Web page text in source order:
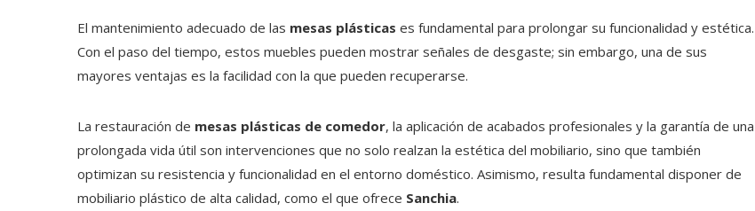
El mantenimiento adecuado de las mesas plásticas es fundamental para prolongar su funcionalidad y estética.
Con el paso del tiempo, estos muebles pueden mostrar señales de desgaste; sin embargo, una de sus
mayores ventajas es la facilidad con la que pueden recuperarse.
La restauración de mesas plásticas de comedor, la aplicación de acabados profesionales y la garantía de una
prolongada vida útil son intervenciones que no solo realzan la estética del mobiliario, sino que también
optimizan su resistencia y funcionalidad en el entorno doméstico. Asimismo, resulta fundamental disponer de
mobiliario plástico de alta calidad, como el que ofrece Sanchia.